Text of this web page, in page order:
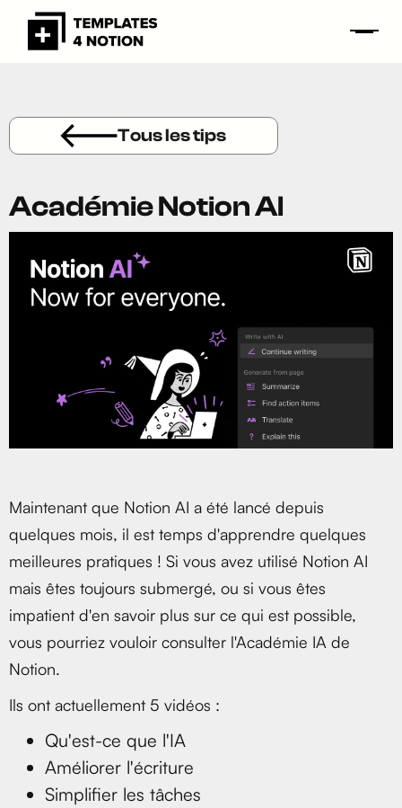
Tous les tips
Académie Notion AI
Maintenant que Notion AI a été lancé depuis
quelques mois, il est temps d'apprendre quelques
meilleures pratiques ! Si vous avez utilisé Notion AI
mais êtes toujours submergé, ou si vous êtes
impatient d'en savoir plus sur ce qui est possible,
vous pourriez vouloir consulter l'Académie IA de
Notion.
Ils ont actuellement 5 vidéos :
Qu'est-ce que l'IA
Améliorer l'écriture
Simplifier les tâches